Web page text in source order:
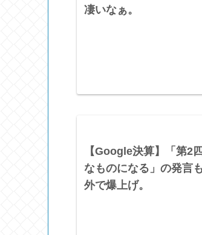
凄いなぁ。
【Google決算】「第2
なものになる」の発言
外で爆上げ。